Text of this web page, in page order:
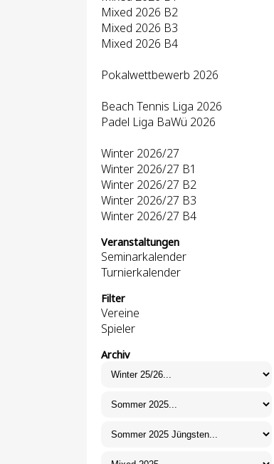
Mixed 2026 B2
Mixed 2026 B3
Mixed 2026 B4
Pokalwettbewerb 2026
Beach Tennis Liga 2026
Padel Liga BaWü 2026
Winter 2026/27
Winter 2026/27 B1
Winter 2026/27 B2
Winter 2026/27 B3
Winter 2026/27 B4
Veranstaltungen
Seminarkalender
Turnierkalender
Filter
Vereine
Spieler
Archiv